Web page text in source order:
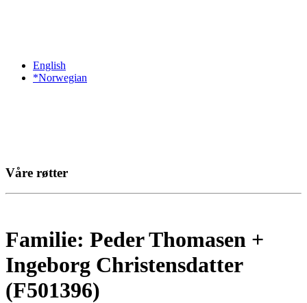
English
*Norwegian
Våre røtter
Familie: Peder Thomasen +
Ingeborg Christensdatter
(F501396)